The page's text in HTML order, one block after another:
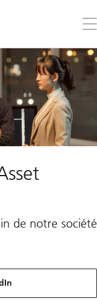
le
de notre société